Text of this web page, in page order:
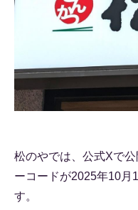
松のやでは、公式Xで
ーコードが2025年10月
す。